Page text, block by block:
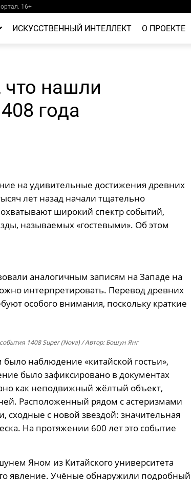
16+
ИСКУССТВЕННЫЙ ИНТЕЛЛЕКТ О ПРОЕКТЕ
нашли
года
на удивительные достижения древних
лет назад начали тщательно
широкий спектр событий,
называемых «гостевыми». Об этом
аналогичным записям на Западе на
интерпретировать. Перевод древних
особого внимания, поскольку краткие
1408 Super (Nova) / Автор: Бошун Янг
наблюдение «китайской гостьи»,
было зафиксировано в документах
как неподвижный жёлтый объект,
Расположенный рядом с астеризмами
сходные с новой звездой: значительная
На протяжении 600 лет это событие
Яном из Китайского университета
явление. Учёные обнаружили подробный